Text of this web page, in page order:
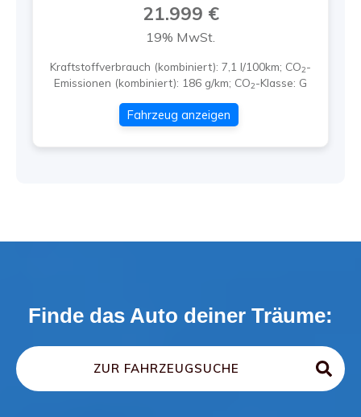
21.999 €
19% MwSt.
Kraftstoffverbrauch (kombiniert): 7,1 l/100km; CO2-
Emissionen (kombiniert): 186 g/km; CO2-Klasse: G
Fahrzeug anzeigen
Finde das Auto deiner Träume:
ZUR FAHRZEUGSUCHE